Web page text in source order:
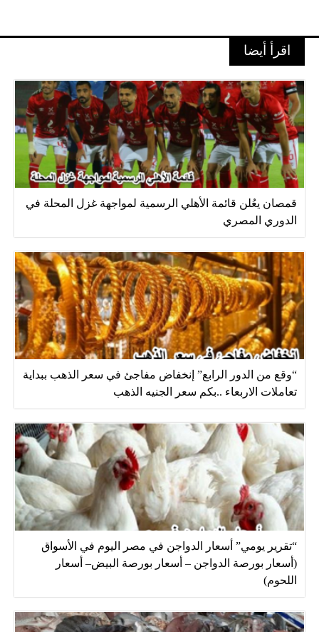
اقرأ أيضا
قمصان يعُلن قائمة الأهلي الرسمية لمواجهة غزل المحلة في
الدوري المصري
“وقع من الدور الرابع” إنخفاض مفاجئ في سعر الذهب ببداية
تعاملات الاربعاء ..بكم سعر الجنيه الذهب
“تقرير يومي” أسعار الدواجن في مصر اليوم في الأسواق
(أسعار بورصة الدواجن – أسعار بورصة البيض– أسعار
اللحوم)